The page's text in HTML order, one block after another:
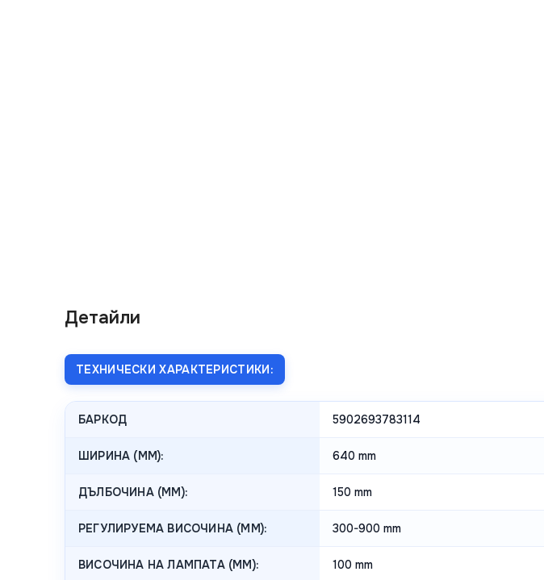
Детайли
ТЕХНИЧЕСКИ ХАРАКТЕРИСТИКИ:
БАРКОД 5902693783114
ШИРИНА (MM): 640 mm
ДЪЛБОЧИНА (MM): 150 mm
РЕГУЛИРУЕМА ВИСОЧИНА (MM): 300-900 mm
ВИСОЧИНА НА ЛАМПАТА (MM): 100 mm